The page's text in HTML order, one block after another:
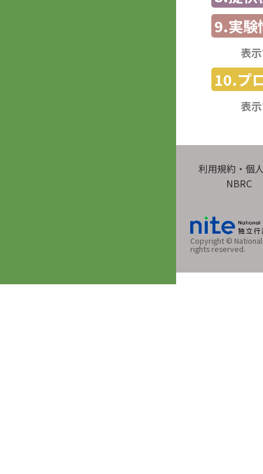
9.実験
表
10.プ
表
利用規約・個
NBRC
Copyright ©
rights reserved.